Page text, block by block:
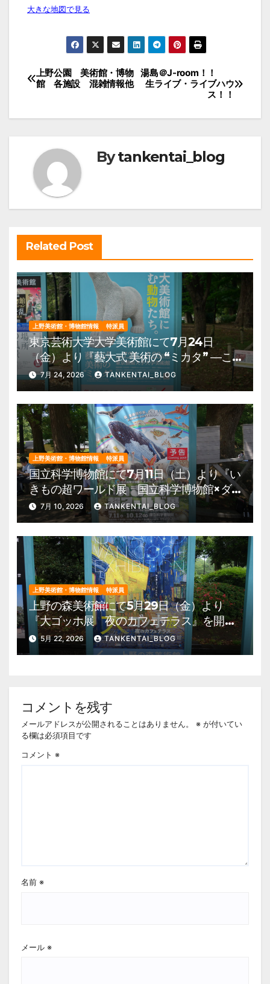
大きな地図で見る
投
稿
ー
シ
湯島＠J-room！！
生ライブ・ライブハウ
ス！！
上野公園 美術館・博物
館 各施設 混雑情報他
Bytankentai_blog
Related Post
上野美術館・博物館情報 特派員
東京芸術大学大学美術館にて7月24日
（金）より『藝大式 美術の “ミカタ” ―こ
の夏、藝大生になる―』を開催。 上野公
園 美術館・博物館 混雑情報他
7月 24, 2026 TANKENTAI_BLOG
上野美術館・博物館情報 特派員
国立科学博物館にて7月11日（土）より『い
きもの超ワールド展 国立科学博物館×ダ
ーウィンが来た！』を開催。 上野公園
美術館・博物館 混雑情報他
7月 10, 2026 TANKENTAI_BLOG
上野美術館・博物館情報 特派員
上野の森美術館にて5月29日（金）より
『大ゴッホ展 夜のカフェテラス』を開
催。 上野公園 美術館・博物館 混雑情
報他
5月 22, 2026 TANKENTAI_BLOG
コメントを残す
メールアドレスが公開されることはありません。 ※ が付いてい
る欄は必須項目です
コメント ※
名前 ※
メール ※